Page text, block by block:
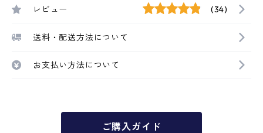
レビュー (34)
送料・配送方法について
お支払い方法について
ご購入ガイド